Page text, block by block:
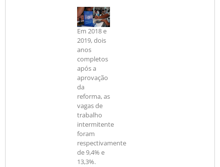
Em 2018 e
2019, dois
anos
completos
após a
aprovação
da
reforma, as
vagas de
trabalho
intermitente
foram
respectivamente
de 9,4% e
13,3%.